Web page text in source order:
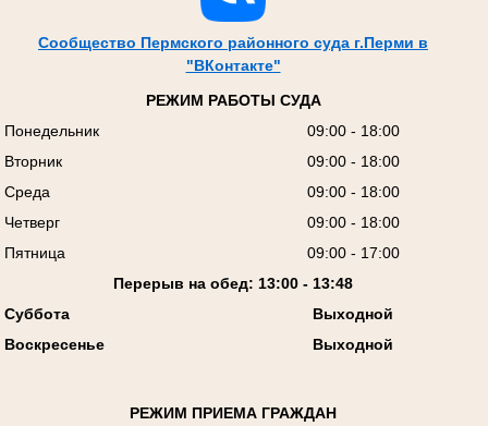
Сообщество Пермского районного суда г.Перми в
"ВКонтакте"
РЕЖИМ РАБОТЫ СУДА
Понедельник
09:00 - 18:00
Вторник
09:00 - 18:00
Среда
09:00 - 18:00
Четверг
09:00 - 18:00
Пятница
09:00 - 17:00
Перерыв на обед: 13:00 - 13:48
Суббота
Выходной
Воскресенье
Выходной
РЕЖИМ ПРИЕМА ГРАЖДАН